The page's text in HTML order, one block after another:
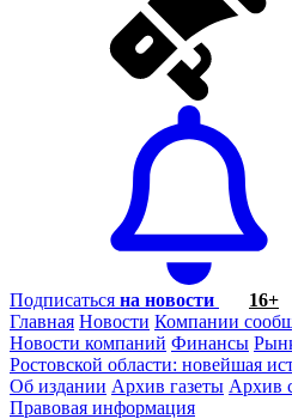
Подписаться на новости
16+
Главная Новости Компании
Новости компаний Финансы
Ростовской области: новейшая
Об издании Архив газеты Архив
Правовая информация